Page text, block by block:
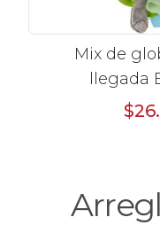
Mix de
llegada